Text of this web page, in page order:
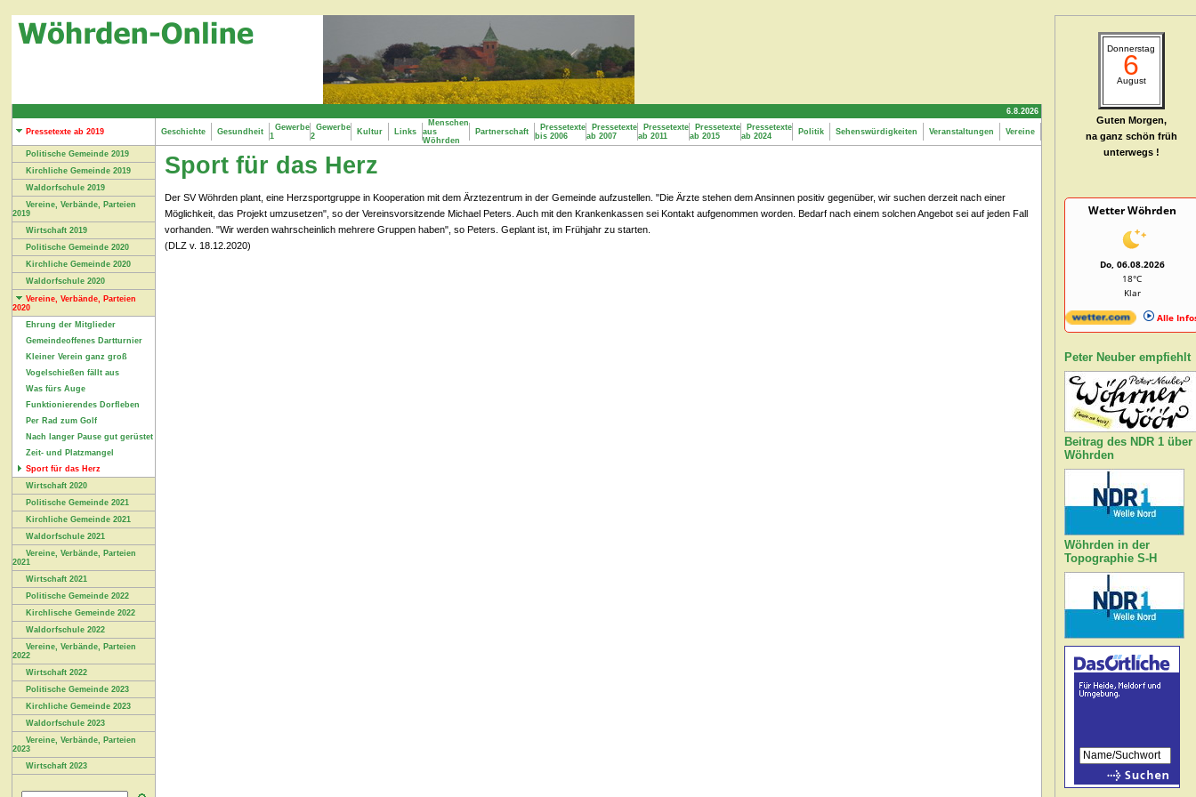
6.8.2026
Pressetexte ab 2019 Geschichte Gesundheit
Gewerbe
1
Gewerbe
2
Kultur Links
Menschen
aus
Wöhrden
Partnerschaft
Pressetexte
bis 2006
Pressetexte
ab 2007
Pressetexte
ab 2011
Pressetexte
ab 2015
Pressetexte
ab 2024
Politik Sehenswürdigkeiten Veranstaltungen Vereine
Politische Gemeinde 2019
Kirchliche Gemeinde 2019
Waldorfschule 2019
Vereine, Verbände, Parteien
2019
Wirtschaft 2019
Politische Gemeinde 2020
Kirchliche Gemeinde 2020
Waldorfschule 2020
Vereine, Verbände, Parteien
2020
Ehrung der Mitglieder
Gemeindeoffenes Dartturnier
Kleiner Verein ganz groß
Vogelschießen fällt aus
Was fürs Auge
Funktionierendes Dorfleben
Per Rad zum Golf
Nach langer Pause gut gerüstet
Zeit- und Platzmangel
Sport für das Herz
Wirtschaft 2020
Politische Gemeinde 2021
Kirchliche Gemeinde 2021
Waldorfschule 2021
Vereine, Verbände, Parteien
2021
Wirtschaft 2021
Politische Gemeinde 2022
Kirchlische Gemeinde 2022
Waldorfschule 2022
Vereine, Verbände, Parteien
2022
Wirtschaft 2022
Politische Gemeinde 2023
Kirchliche Gemeinde 2023
Waldorfschule 2023
Vereine, Verbände, Parteien
2023
Wirtschaft 2023
Sport für das Herz
Der SV Wöhrden plant, eine Herzsportgruppe in Kooperation mit dem Ärztezentrum in der Gemeinde aufzustellen. "Die Ärzte stehen dem Ansinnen positiv gegenüber, wir suchen derzeit nach einer
Möglichkeit, das Projekt umzusetzen", so der Vereinsvorsitzende Michael Peters. Auch mit den Krankenkassen sei Kontakt aufgenommen worden. Bedarf nach einem solchen Angebot sei auf jeden Fall
vorhanden. "Wir werden wahrscheinlich mehrere Gruppen haben", so Peters. Geplant ist, im Frühjahr zu starten.
(DLZ v. 18.12.2020)
Donnerstag
6
August
Guten Morgen,
na ganz schön früh
unterwegs !
Wetter Wöhrden
Do, 06.08.2026
18°C
Klar
Alle
Peter Neuber empfiehlt
Beitrag des NDR 1 über
Wöhrden
Wöhrden in der
Topographie S-H